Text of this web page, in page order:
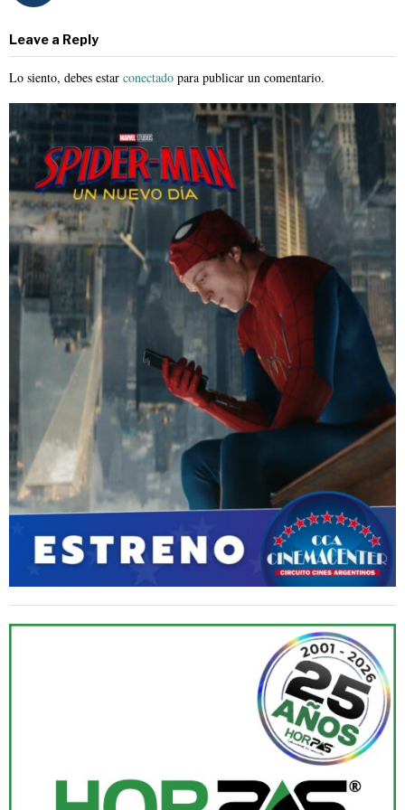
Leave a Reply
Lo siento, debes estar conectado para publicar un comentario.